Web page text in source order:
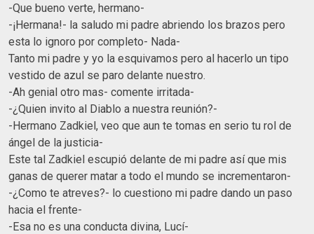
-Que bueno verte, hermano-
-¡Hermana!- la saludo mi padre abriendo los brazos pero
esta lo ignoro por completo- Nada-
Tanto mi padre y yo la esquivamos pero al hacerlo un tipo
vestido de azul se paro delante nuestro.
-Ah genial otro mas- comente irritada-
-¿Quien invito al Diablo a nuestra reunión?-
-Hermano Zadkiel, veo que aun te tomas en serio tu rol de
ángel de la justicia-
Este tal Zadkiel escupió delante de mi padre así que mis
ganas de querer matar a todo el mundo se incrementaron-
-¿Como te atreves?- lo cuestiono mi padre dando un paso
hacia el frente-
-Esa no es una conducta divina, Lucí-